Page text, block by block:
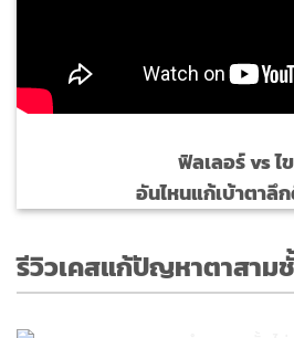
ฟิลเลอร์ vs ไ
อันไหนแก้เบ้าตาลึ
รีวิวเคสแก้ปัญหาตาสาม